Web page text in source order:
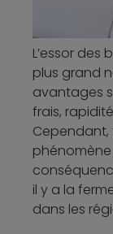
L’essor
plus grand
avantages
frais,
il y a la
dans les